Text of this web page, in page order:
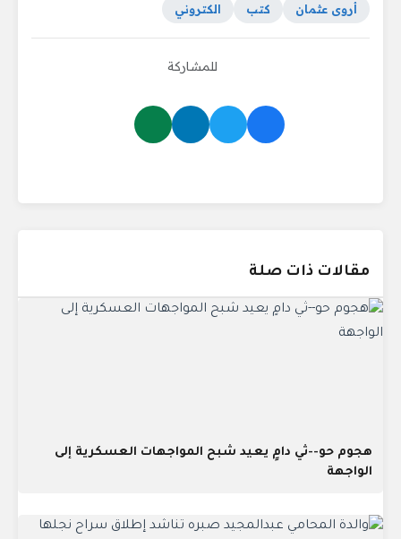
أروى عثمان كتب الكتروني
للمشاركة
مقالات ذات صلة
هجوم حو--ثي دامٍ يعيد شبح المواجهات العسكرية إلى
الواجهة